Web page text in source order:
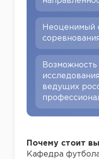
Неоценимый
Возможность
ведущих
Почему стоит
Кафедра